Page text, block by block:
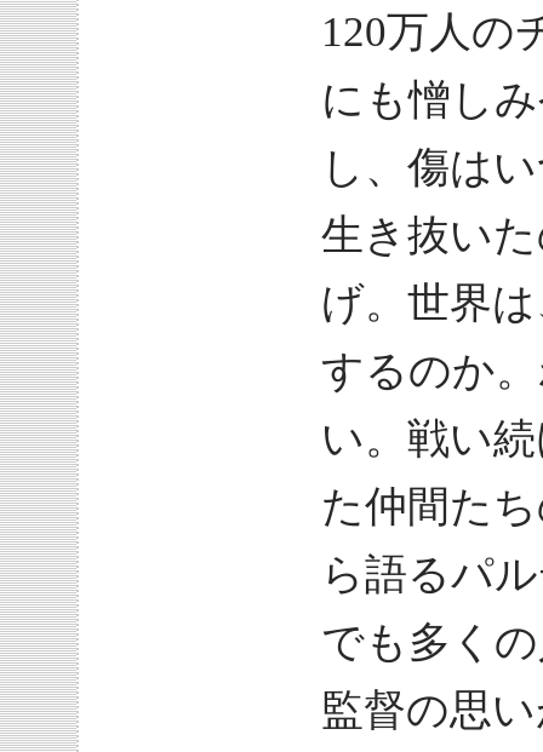
120万人の
にも憎し
し、傷は
生き抜い
げ。世界
するのか
い。戦い
た仲間た
ら語るパ
でも多く
監督の思